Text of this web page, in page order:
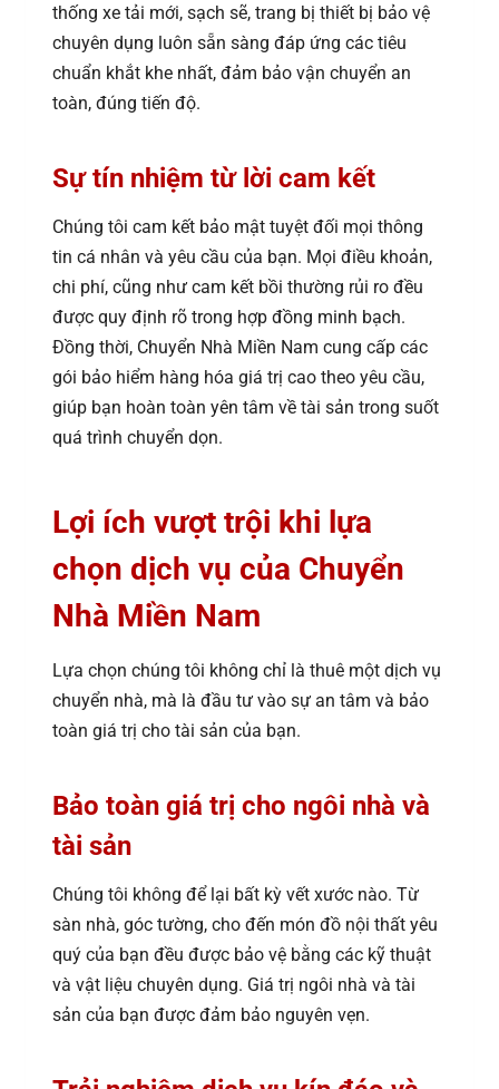
thống xe tải mới, sạch sẽ, trang bị thiết bị bảo vệ
chuyên dụng luôn sẵn sàng đáp ứng các tiêu
chuẩn khắt khe nhất, đảm bảo vận chuyển an
toàn, đúng tiến độ.
Sự tín nhiệm từ lời cam kết
Chúng tôi cam kết bảo mật tuyệt đối mọi thông
tin cá nhân và yêu cầu của bạn. Mọi điều khoản,
chi phí, cũng như cam kết bồi thường rủi ro đều
được quy định rõ trong hợp đồng minh bạch.
Đồng thời, Chuyển Nhà Miền Nam cung cấp các
gói bảo hiểm hàng hóa giá trị cao theo yêu cầu,
giúp bạn hoàn toàn yên tâm về tài sản trong suốt
quá trình chuyển dọn.
Lợi ích vượt trội khi lựa
chọn dịch vụ của Chuyển
Nhà Miền Nam
Lựa chọn chúng tôi không chỉ là thuê một dịch vụ
chuyển nhà, mà là đầu tư vào sự an tâm và bảo
toàn giá trị cho tài sản của bạn.
Bảo toàn giá trị cho ngôi nhà và
tài sản
Chúng tôi không để lại bất kỳ vết xước nào. Từ
sàn nhà, góc tường, cho đến món đồ nội thất yêu
quý của bạn đều được bảo vệ bằng các kỹ thuật
và vật liệu chuyên dụng. Giá trị ngôi nhà và tài
sản của bạn được đảm bảo nguyên vẹn.